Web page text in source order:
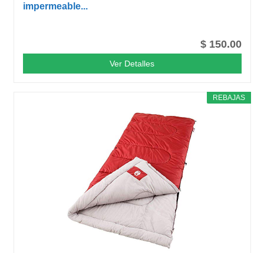
impermeable...
$ 150.00
Ver Detalles
REBAJAS